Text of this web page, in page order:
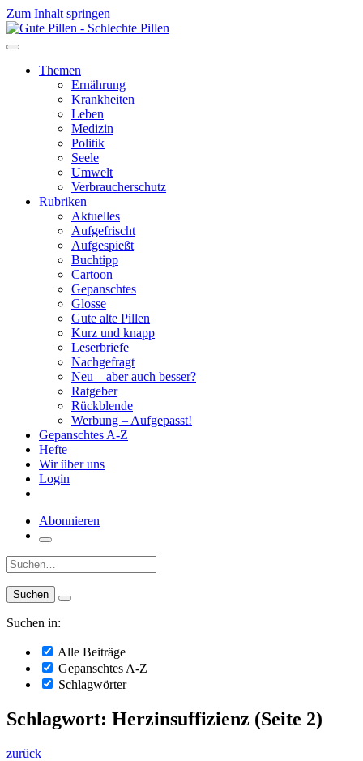
Zum Inhalt springen
Themen
Ernährung
Krankheiten
Leben
Medizin
Politik
Seele
Umwelt
Verbraucherschutz
Rubriken
Aktuelles
Aufgefrischt
Aufgespießt
Buchtipp
Cartoon
Gepanschtes
Glosse
Gute alte Pillen
Kurz und knapp
Leserbriefe
Nachgefragt
Neu – aber auch besser?
Ratgeber
Rückblende
Werbung – Aufgepasst!
Gepanschtes A-Z
Hefte
Wir über uns
Login
Abonnieren
Suche:
Suchen in:
Alle Beiträge
Gepanschtes A-Z
Schlagwörter
Schlagwort: Herzinsuffizienz (Seite 2)
zurück